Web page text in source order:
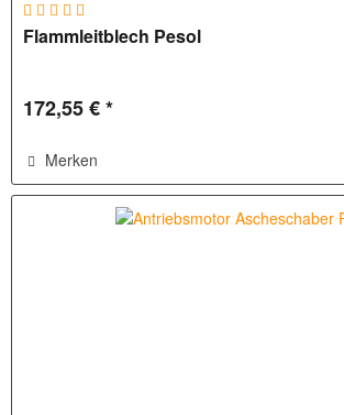
Flammleitblech Pesol
172,55 € *
Merken